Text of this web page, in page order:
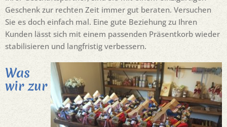
Geschenk zur rechten Zeit immer gut beraten. Versuchen
Sie es doch einfach mal. Eine gute Beziehung zu Ihren
Kunden lässt sich mit einem passenden Präsentkorb wieder
stabilisieren und langfristig verbessern.
Was
wir zur